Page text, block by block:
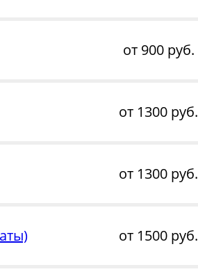
от 900 руб.
от 1300 руб.
от 1300 руб.
от 1500 руб.